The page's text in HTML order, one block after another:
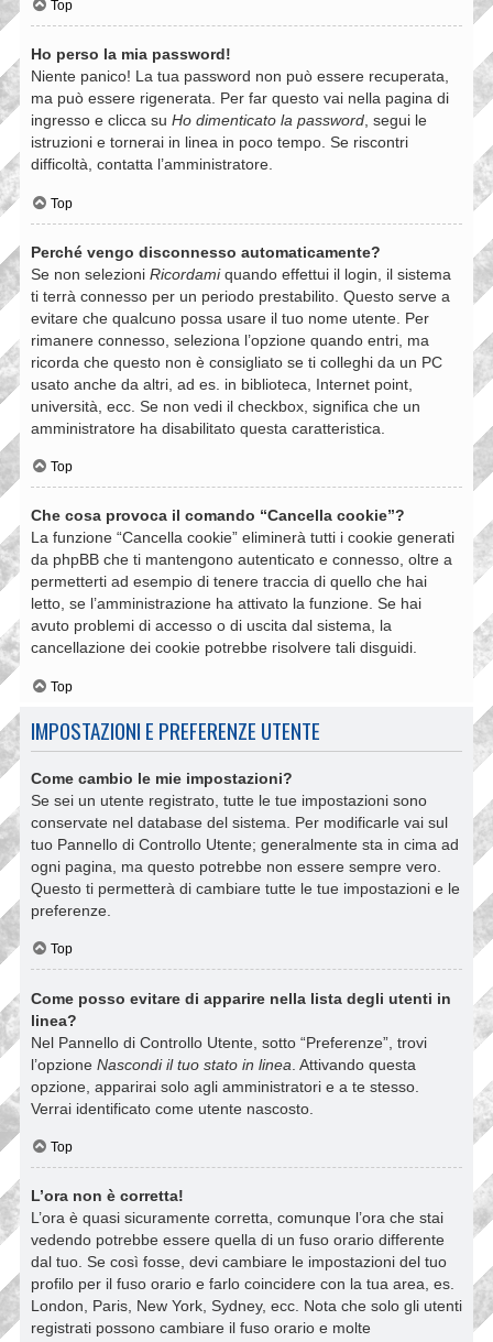
Top
Ho perso la mia password!
Niente panico! La tua password non può essere recuperata,
ma può essere rigenerata. Per far questo vai nella pagina di
ingresso e clicca su Ho dimenticato la password, segui le
istruzioni e tornerai in linea in poco tempo. Se riscontri
difficoltà, contatta l’amministratore.
Top
Perché vengo disconnesso automaticamente?
Se non selezioni Ricordamiquando effettui il login, il sistema
ti terrà connesso per un periodo prestabilito. Questo serve a
evitare che qualcuno possa usare il tuo nome utente. Per
rimanere connesso, seleziona l’opzione quando entri, ma
ricorda che questo non è consigliato se ti colleghi da un PC
usato anche da altri, ad es. in biblioteca, Internet point,
università, ecc. Se non vedi il checkbox, significa che un
amministratore ha disabilitato questa caratteristica.
Top
Che cosa provoca il comando “Cancella cookie”?
La funzione “Cancella cookie” eliminerà tutti i cookie generati
da phpBB che ti mantengono autenticato e connesso, oltre a
permetterti ad esempio di tenere traccia di quello che hai
letto, se l’amministrazione ha attivato la funzione. Se hai
avuto problemi di accesso o di uscita dal sistema, la
cancellazione dei cookie potrebbe risolvere tali disguidi.
Top
IMPOSTAZIONI E PREFERENZE UTENTE
Come cambio le mie impostazioni?
Se sei un utente registrato, tutte le tue impostazioni sono
conservate nel database del sistema. Per modificarle vai sul
tuo Pannello di Controllo Utente; generalmente sta in cima ad
ogni pagina, ma questo potrebbe non essere sempre vero.
Questo ti permetterà di cambiare tutte le tue impostazioni e le
preferenze.
Top
Come posso evitare di apparire nella lista degli utenti in
linea?
Nel Pannello di Controllo Utente, sotto “Preferenze”, trovi
l’opzione Nascondi il tuo stato in linea . Attivando questa
opzione, apparirai solo agli amministratori e a te stesso.
Verrai identificato come utente nascosto.
Top
L’ora non è corretta!
L’ora è quasi sicuramente corretta, comunque l’ora che stai
vedendo potrebbe essere quella di un fuso orario differente
dal tuo. Se così fosse, devi cambiare le impostazioni del tuo
profilo per il fuso orario e farlo coincidere con la tua area, es.
London, Paris, New York, Sydney, ecc. Nota che solo gli utenti
registrati possono cambiare il fuso orario e molte